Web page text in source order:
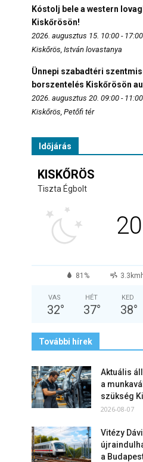
Kóstolj bele a western
Kiskőrösön!
2026. augusztus 15. 10:00 - 17:00
Kiskőrös, István lovastanya
Ünnepi szabadtéri
borszentelés Kiskőrösön
2026. augusztus 20. 09:00 - 11:00
Kiskőrös, Petőfi tér
Időjárás
KISKŐRÖS
Tiszta Égbolt
20
81%
VAS
32°
HÉT
37°
KED
38°
További hírek
Aktuális
a
szükség
2026-08-07
Vitézy
a